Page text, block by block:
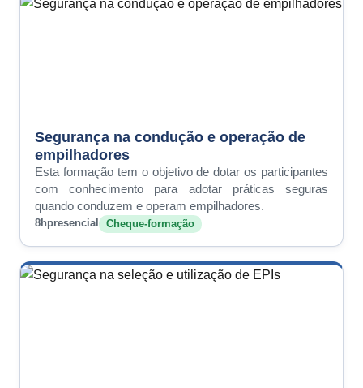
Segurança na condução e operação de
empilhadores
Esta formação tem o objetivo de dotar os participantes
com conhecimento para adotar práticas seguras
quando conduzem e operam empilhadores.
8hpresencial Cheque-formação